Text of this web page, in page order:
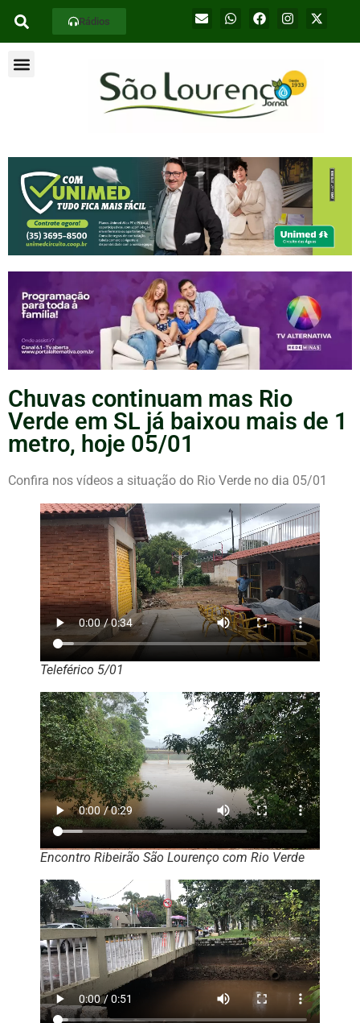
Rádios
Chuvas continuam mas Rio
Verde em SL já baixou mais de 1
metro, hoje 05/01
Confira nos vídeos a situação do Rio Verde no dia 05/01
Teleférico 5/01
Encontro Ribeirão São Lourenço com Rio Verde